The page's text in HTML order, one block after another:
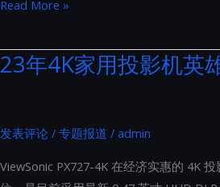
马
士
SR8015
龙
Read More »
23年4K家用投影机英
发表评论 / 专题报道 / admin
ViewSonic PX727-4K 在经济实惠的 4K